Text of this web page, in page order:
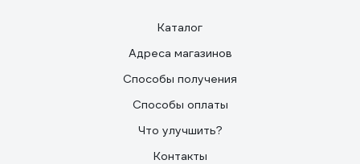
Каталог
Адреса магазинов
Способы получения
Способы оплаты
Что улучшить?
Контакты